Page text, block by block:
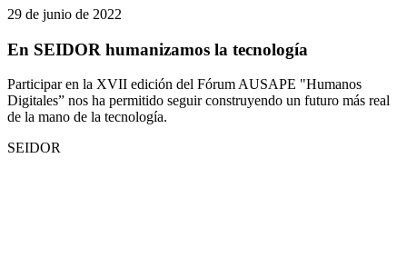
29 de junio de 2022
En SEIDOR humanizamos la tecnología
Participar en la XVII edición del Fórum AUSAPE "Humanos
Digitales” nos ha permitido seguir construyendo un futuro más real
de la mano de la tecnología.
SEIDOR